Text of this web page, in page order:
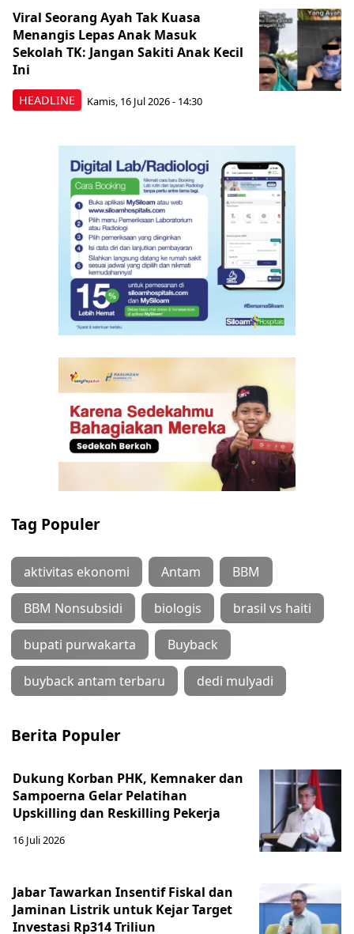
HEADLINE
Viral Seorang Ayah Tak Kuasa
Menangis Lepas Anak Masuk
Sekolah TK: Jangan Sakiti Anak Kecil
Ini
Kamis, 16 Jul 2026 - 14:30
Tag Populer
aktivitas ekonomi Antam BBM
BBM Nonsubsidi biologis brasil vs haiti
bupati purwakarta Buyback
buyback antam terbaru dedi mulyadi
Berita Populer
Dukung Korban PHK, Kemnaker dan
Sampoerna Gelar Pelatihan
Upskilling dan Reskilling Pekerja
16 Juli 2026
Jabar Tawarkan Insentif Fiskal dan
Jaminan Listrik untuk Kejar Target
Investasi Rp314 Triliun